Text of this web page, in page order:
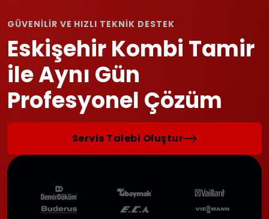
GÜVENİLİR VE HIZLI TEKNİK DESTEK
Eskişehir Kombi Tamir
ile Aynı Gün
Profesyonel Çözüm
Servis Talebi Oluştur